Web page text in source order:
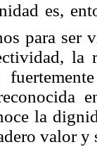
es,
para ser
la
la
valor